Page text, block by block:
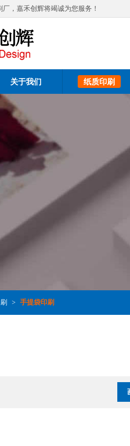
，嘉禾创辉将竭诚为您服务！
关于我们 纸质印刷
> 手提袋印刷